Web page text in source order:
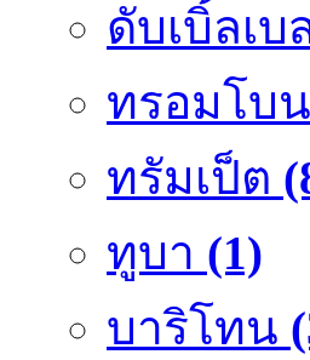
ดับเบิ้ลเบ
ทรอมโบน
ทรัมเป็ต
ทูบา (1)
บาริโทน